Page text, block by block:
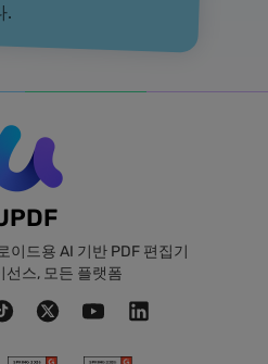
.
이드용 AI 기반 PDF 편집기
선스, 모든 플랫폼